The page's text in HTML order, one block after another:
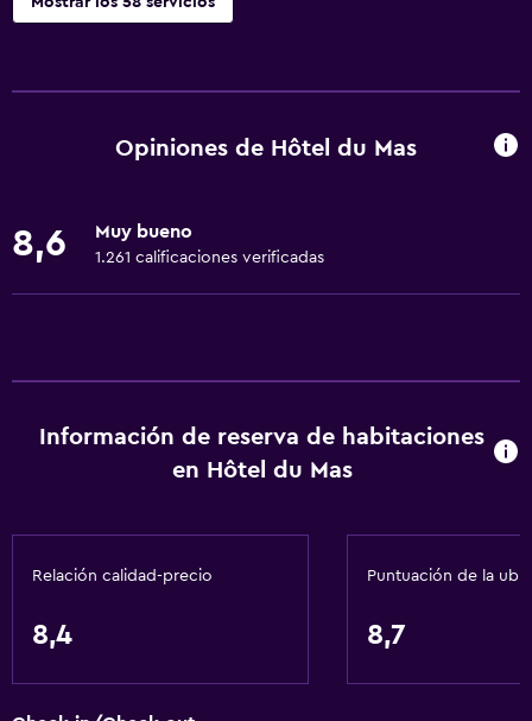
Wifi gratis
Artículos de aseo gratis
Accesibilidad y adecuación
Mascotas permitidas bajo consulta (pueden aplicar cargos
Accesibilidad
Estacionamiento accesible
Lavabo bajo
Inodoro con barras de apoyo
Opiniones de Hôtel du Mas
8,6 Muy bueno
1.261 calificaciones verificadas
Información de reserva de habitaciones
en Hôtel du Mas
Relación calidad-precio
8,4
Puntuación de la
8,7